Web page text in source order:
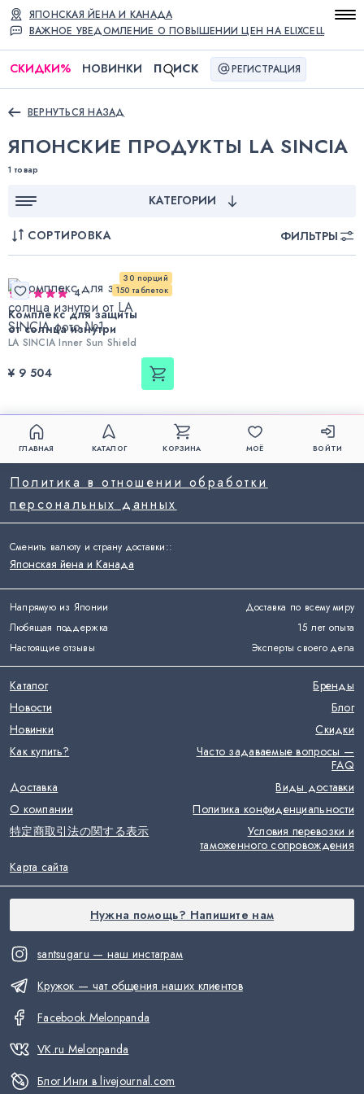
ВАЖНОЕ УВЕДОМЛЕНИЕ О ПОВЫШЕНИИ ЦЕН НА ELIXCELL
ЯПОНСКАЯ ЙЕНА И КАНАДА
СКИДКИ% НОВИНКИ П ИСК РЕГИСТРАЦИЯ
ВЕРНУТЬСЯ НАЗАД
ЯПОНСКИЕ ПРОДУКТЫ LA SINCIA
1 товар
КАТЕГОРИИ
СОРТИРОВКА ФИЛЬТРЫ
30 порций
150 таблеток
4
Комплекс для защиты
от солнца изнутри
LA SINCIA Inner Sun Shield
¥ 9 504
ГЛАВНАЯ КАТАЛОГ КОРЗИНА МОЁ ВОЙТИ
Напрямую из Японии
Доставка по всему миру
Любящая поддержка
15 лет опыта
Настоящие отзывы
Эксперты своего дела
santsugaru — наш инстаграм
Кружок — чат общения наших клиентов
Facebook Melonpanda
VK.ru Melonpanda
Блог Инги в livejournal.com
Политика в отношении обработки
персональных данных
Каталог
Бренды
Новости
Блог
Новинки
Скидки
Как купить?
Часто задаваемые вопросы —
FAQ
Доставка
Виды доставки
О компании
Политика конфиденциальности
特定商取引法の関する表示
Условия перевозки и
таможенного сопровождения
Карта сайта
Сменить валюту и страну доставки::
Японская йена и Канада
Нужна помощь? Напишите нам